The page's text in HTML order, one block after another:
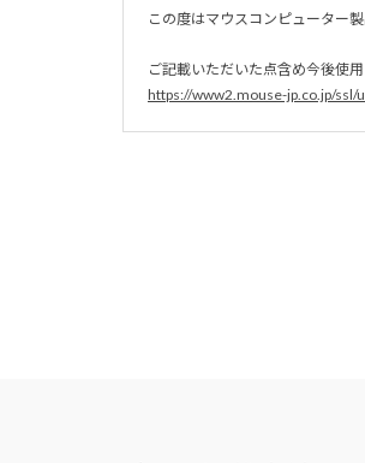
この度はマウスコンピューター
ご記載いただいた点含め今後使
https://www2.mouse-jp.co.jp/ssl/